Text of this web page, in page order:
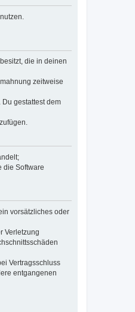
die in deinen
zeitweise
gestattest dem
die Software
vorsätzliches oder
Verletzung
Vertragsschluss
entgangenen